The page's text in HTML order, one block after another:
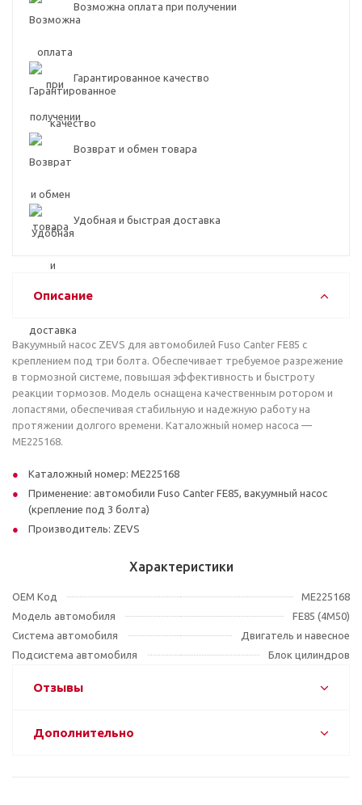
Возможна оплата при получении
Гарантированное качество
Возврат и обмен товара
Удобная и быстрая доставка
Описание
Вакуумный насос ZEVS для автомобилей Fuso Canter FE85 с
креплением под три болта. Обеспечивает требуемое разрежение
в тормозной системе, повышая эффективность и быстроту
реакции тормозов. Модель оснащена качественным ротором и
лопастями, обеспечивая стабильную и надежную работу на
протяжении долгого времени. Каталожный номер насоса —
ME225168.
Каталожный номер: ME225168
Применение: автомобили Fuso Canter FE85, вакуумный насос
(крепление под 3 болта)
Производитель: ZEVS
Характеристики
OEM Код
ME225168
Модель автомобиля
FE85 (4M50)
Система автомобиля
Двигатель и навесное
Подсистема автомобиля
Блок цилиндров
Отзывы
Дополнительно